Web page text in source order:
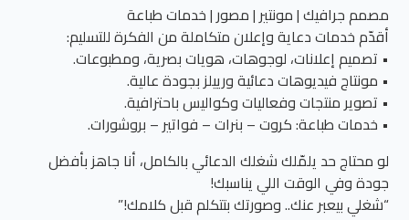
مصمم جرافيك | مونتير | مصور | خدمات طباعة
أقدّم خدمات دعاية وإعلان متكاملة من الفكرة للتسليم:
• تصميم إعلانات، لوجوهات، هويات بصرية، ومطبوعات.
• مونتاج فيديوهات دعائية ورييلز بجودة عالية.
• تصوير منتجات وفعاليات وكواليس باحترافية.
• خدمات طباعة: كروت – بنرات – فواتير – بروشورات.
لو محتاج حد يلمّلك شغلك الدعائي بالكامل، أنا جاهز بأفضل
جودة وفي الوقت اللي يناسبك!
“شغلي بيعبر عنك.. وصورتك بتتكلم قبل كلامك!”